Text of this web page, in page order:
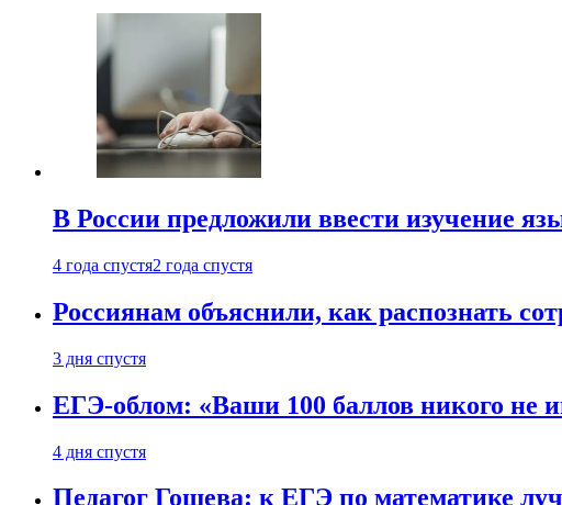
В России предложили ввести изучение
4 года спустя2 года спустя
Россиянам объяснили, как распознать
3 дня спустя
ЕГЭ-облом: «Ваши 100 баллов никого не
4 дня спустя
Педагог Гошева: к ЕГЭ по математике